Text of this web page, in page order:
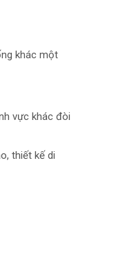
khác một
vực khác đòi
thiết kế di